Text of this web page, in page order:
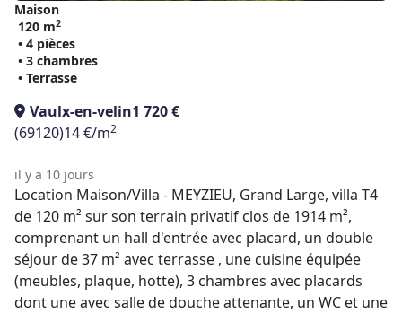
Maison
120 m2
• 4 pièces
• 3 chambres
• Terrasse
Vaulx-en-velin1 720 €
(69120)14 €/m2
il y a 10 jours
Location Maison/Villa - MEYZIEU, Grand Large, villa T4
de 120 m² sur son terrain privatif clos de 1914 m²,
comprenant un hall d'entrée avec placard, un double
séjour de 37 m² avec terrasse , une cuisine équipée
(meubles, plaque, hotte), 3 chambres avec placards
dont une avec salle de douche attenante, un WC et une